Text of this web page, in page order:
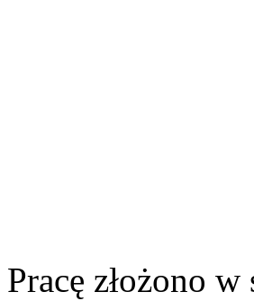
Pracę złożono